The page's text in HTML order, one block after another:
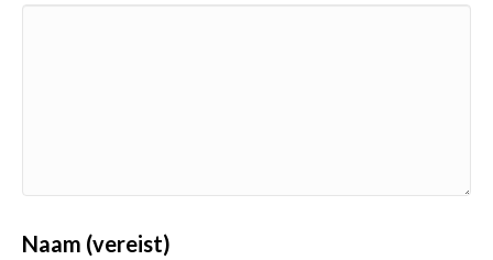
Naam (vereist)